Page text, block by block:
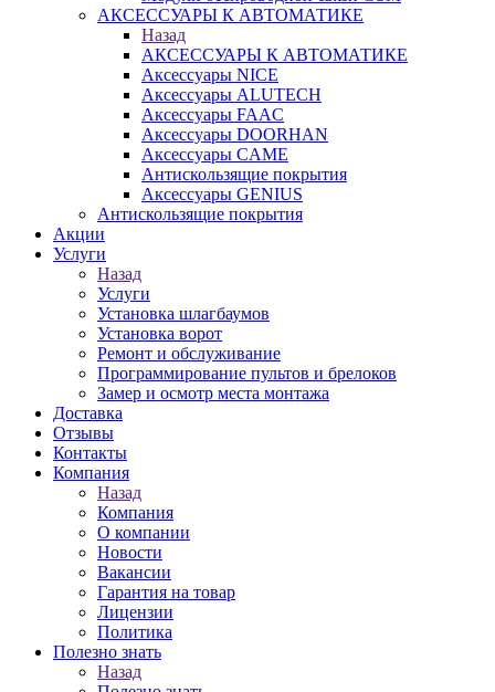
АКСЕССУАРЫ К АВТОМАТИКЕ
Назад
АКСЕССУАРЫ К АВТОМАТИКЕ
Аксессуары NICE
Аксессуары ALUTECH
Аксессуары FAAC
Аксессуары DOORHAN
Аксессуары CAME
Антискользящие покрытия
Аксессуары GENIUS
Антискользящие покрытия
Акции
Услуги
Назад
Услуги
Установка шлагбаумов
Установка ворот
Ремонт и обслуживание
Программирование пультов и брелоков
Замер и осмотр места монтажа
Доставка
Отзывы
Контакты
Компания
Назад
Компания
О компании
Новости
Вакансии
Гарантия на товар
Лицензии
Политика
Полезно знать
Назад